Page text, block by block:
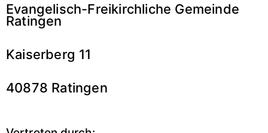
Evangelisch-Freikirchliche Gemeinde
Ratingen
Kaiserberg 11
40878 Ratingen